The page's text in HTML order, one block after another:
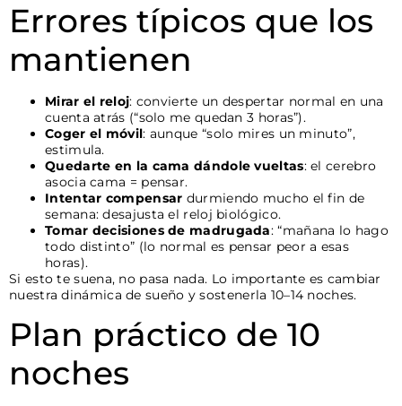
Errores típicos que los
mantienen
Mirar el reloj: convierte un despertar normal en una
cuenta atrás (“solo me quedan 3 horas”).
Coger el móvil: aunque “solo mires un minuto”,
estimula.
Quedarte en la cama dándole vueltas: el cerebro
asocia cama = pensar.
Intentar compensar durmiendo mucho el fin de
semana: desajusta el reloj biológico.
Tomar decisiones de madrugada: “mañana lo hago
todo distinto” (lo normal es pensar peor a esas
horas).
Si esto te suena, no pasa nada. Lo importante es cambiar
nuestra dinámica de sueño y sostenerla 10–14 noches.
Plan práctico de 10
noches